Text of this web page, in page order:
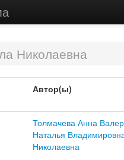
Николаевна
Автор(ы)
Толмачева Анна
Наталья
Николаевна